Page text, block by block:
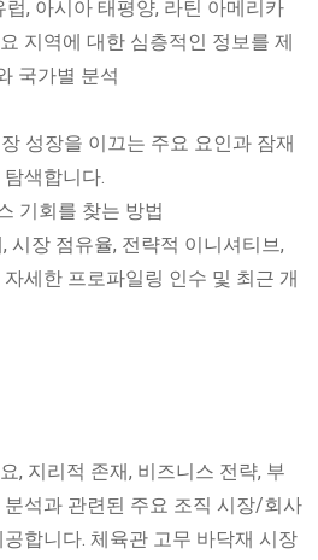
럽, 아시아 태평양, 라틴 아메리카
지역에 대한 심층적인 정보를 제
국가별 분석
성장을 이끄는 주요 요인과 잠재
색합니다.
기회를 찾는 방법
시장 점유율, 전략적 이니셔티브,
세한 프로파일링 인수 및 최근 개
, 지리적 존재, 비즈니스 전략, 부
분석과 관련된 주요 조직 시장/회사
합니다. 체육관 고무 바닥재 시장